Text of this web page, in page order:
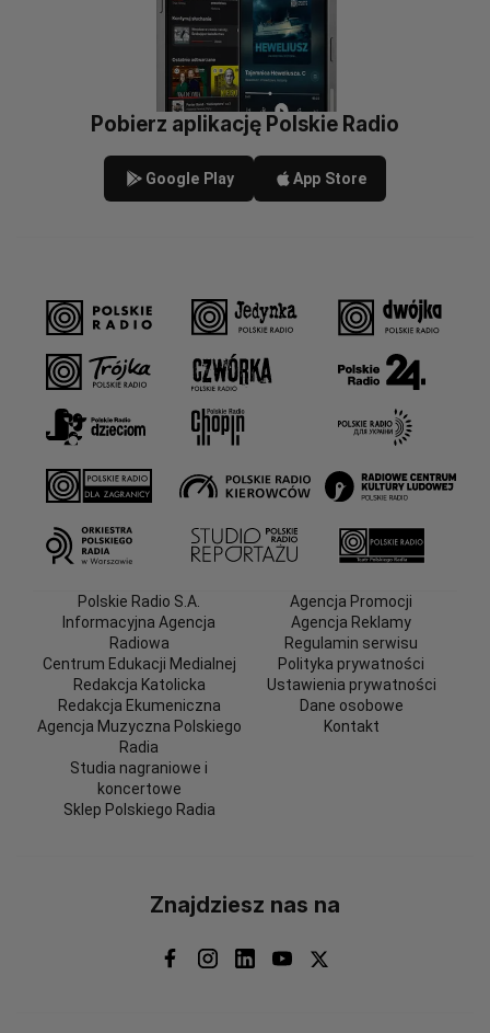
Pobierz aplikację Polskie Radio
Google Play App Store
Polskie Radio S.A.
Informacyjna Agencja
Radiowa
Centrum Edukacji Medialnej
Redakcja Katolicka
Redakcja Ekumeniczna
Agencja Muzyczna Polskiego
Radia
Studia nagraniowe i
koncertowe
Sklep Polskiego Radia
Agencja Promocji
Agencja Reklamy
Regulamin serwisu
Polityka prywatności
Ustawienia prywatności
Dane osobowe
Kontakt
Znajdziesz nas na